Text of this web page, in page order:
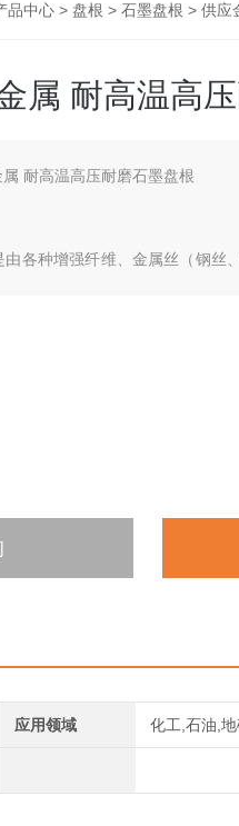
品中心 > 盘根 > 石墨盘根 > 供应
属 耐高温高
耐高温高压耐磨石墨盘根
各种增强纤维、金属丝（钢丝
应用领域 化工,石油,